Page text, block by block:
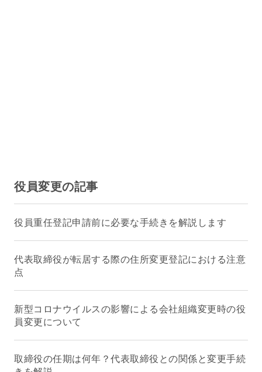
役員変更の記事
役員重任登記申請前に必要な手続きを解説します
代表取締役が転居する際の住所変更登記における注意
点
新型コロナウイルスの影響による会社組織変更時の役
員変更について
取締役の任期は何年？代表取締役との関係と変更手続